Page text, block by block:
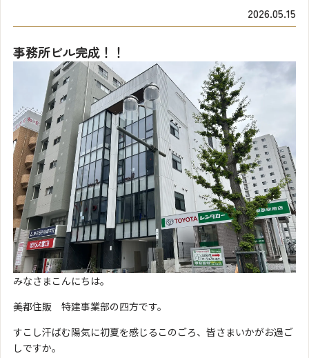
2026.05.15
事務所ビル完成！！
みなさまこんにちは。
美都住販 特建事業部の四方です。
すこし汗ばむ陽気に初夏を感じるこのごろ、皆さまいかがお過ご
しですか。